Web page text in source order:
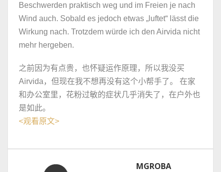
Beschwerden praktisch weg und im Freien je nach
Wind auch. Sobald es jedoch etwas „luftet“ lässt die
Wirkung nach. Trotzdem würde ich den Airvida nicht
mehr hergeben.
之前因为有点贵，也怀疑运作原理，所以我没买
Airvida，但现在我不想再没有这个小帮手了。 在家
和办公室里，花粉过敏的症状几乎消失了，在户外也
是如此。
<观看原文>
MGROBA